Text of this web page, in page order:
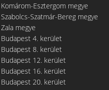
Komárom-Esztergom megye
Szabolcs-Szatmár-Bereg megye
Zala megye
Budapest 4. kerület
Budapest 8. kerület
Budapest 12. kerület
Budapest 16. kerület
Budapest 20. kerület